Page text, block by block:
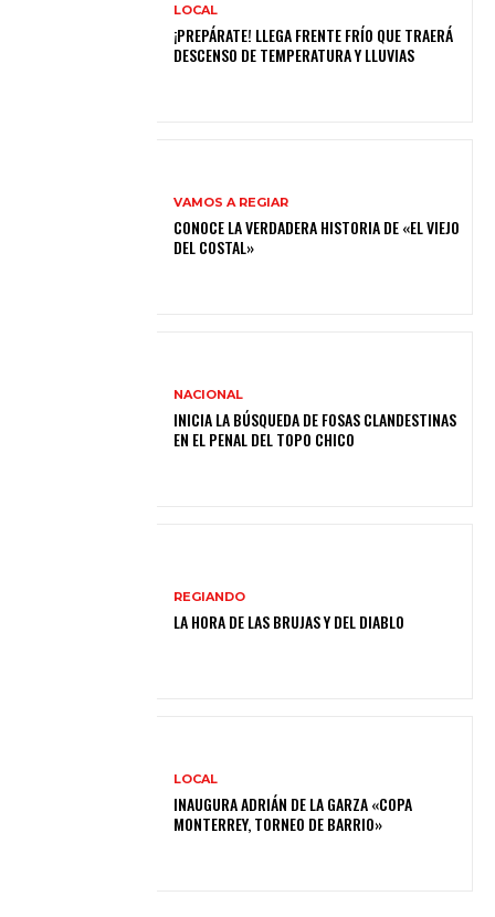
LOCAL
¡PREPÁRATE! LLEGA FRENTE FRÍO QUE TRAERÁ
DESCENSO DE TEMPERATURA Y LLUVIAS
VAMOS A REGIAR
CONOCE LA VERDADERA HISTORIA DE «EL VIEJO
DEL COSTAL»
NACIONAL
INICIA LA BÚSQUEDA DE FOSAS CLANDESTINAS
EN EL PENAL DEL TOPO CHICO
REGIANDO
LA HORA DE LAS BRUJAS Y DEL DIABLO
LOCAL
INAUGURA ADRIÁN DE LA GARZA «COPA
MONTERREY, TORNEO DE BARRIO»